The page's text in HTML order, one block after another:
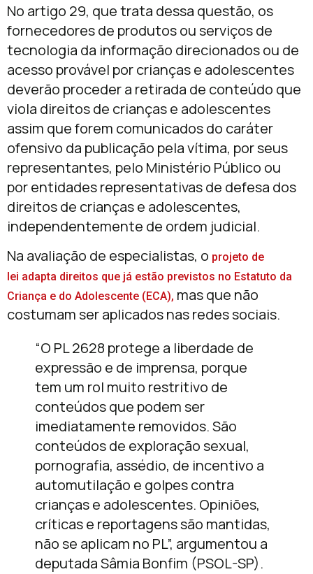
No artigo 29, que trata dessa questão, os
fornecedores de produtos ou serviços de
tecnologia da informação direcionados ou de
acesso provável por crianças e adolescentes
deverão proceder a retirada de conteúdo que
viola direitos de crianças e adolescentes
assim que forem comunicados do caráter
ofensivo da publicação pela vítima, por seus
representantes, pelo Ministério Público ou
por entidades representativas de defesa dos
direitos de crianças e adolescentes,
independentemente de ordem judicial.
Na avaliação de especialistas, o projeto de
lei adapta direitos que já estão previstos no Estatuto da
Criança e do Adolescente (ECA), mas que não
costumam ser aplicados nas redes sociais.
“O PL 2628 protege a liberdade de
expressão e de imprensa, porque
tem um rol muito restritivo de
conteúdos que podem ser
imediatamente removidos. São
conteúdos de exploração sexual,
pornografia, assédio, de incentivo a
automutilação e golpes contra
crianças e adolescentes. Opiniões,
críticas e reportagens são mantidas,
não se aplicam no PL”, argumentou a
deputada Sâmia Bonfim (PSOL-SP).